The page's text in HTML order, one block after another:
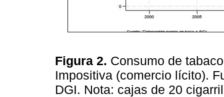
Figura 2. Consumo de
Impositiva (comercio lícito).
DGI. Nota: cajas de 20